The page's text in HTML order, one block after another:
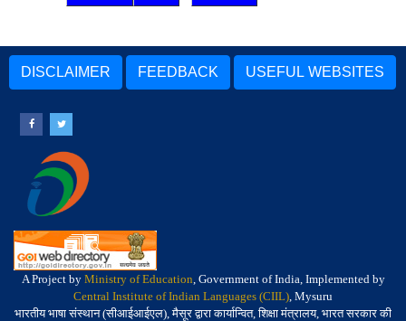
DISCLAIMER FEEDBACK USEFUL WEBSITES
A Project by Ministry of Education, Government of India, Implemented by
Central Institute of Indian Languages (CIIL), Mysuru
भारतीय भाषा संस्थान (सीआईआईएल), मैसूर द्वारा कार्यान्वित, शिक्षा मंत्रालय, भारत सरकार की